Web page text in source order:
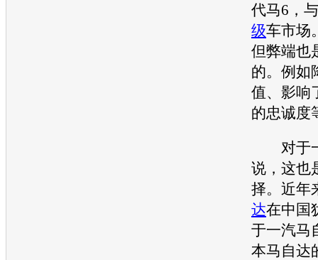
代马6 ，与
级车市场
但弊端也
的。例如
值、影响
的忠诚度
对于
说，这也
择。近年
达在中国
于一汽马
本马自达